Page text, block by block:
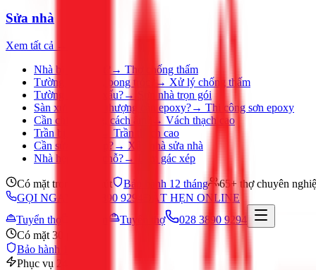
Sửa nhà
Xem tất cả →
Nhà bị thấm dột?
→ Thợ chống thấm
Tường ẩm mốc, bong tróc?
→ Xử lý chống thấm
Tường nhà cũ, xấu?→
Sơn nhà trọn gói
Sàn xưởng, sân thượng cần epoxy?→ Thi công sơn epoxy
Cần chia phòng, cách âm?
→ Vách thạch cao
Trần bị ố, nứt?
Trần thạch cao
Cần sửa nhà gấp?→ Xây nhà sửa nhà
Nhà hẹp, thiếu chỗ?→ Làm gác xép
Có mặt trong 30 phút Bảo hành 12 tháng
65+ thợ chuyên
GỌI NGAY 028 3890 9294
ĐẶT HẸN ONLINE
Tuyển thợ
Tuyển thợ
028 3890 9294
Có mặt 30 phút
Bảo hành 12 tháng
Phục vụ 24/7